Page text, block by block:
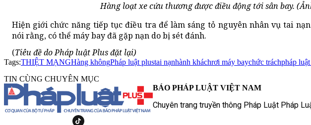
Hàng loạt xe cứu thương được điều động tới sân bay.
Hiện giới chức năng tiếp tục điều tra để làm sáng tỏ nguyên nhân vụ tai
nói rằng, có thể máy bay đã gặp nạn do bị sét đánh.
(Tiêu đề do Pháp luật Plus đặt lại)
Tags:THIỆT MẠNGHàng khôngPháp luật plustai nạnhành kháchrơi máy baychức tráchpháp
TIN CÙNG CHUYÊN MỤC
BÁO PHÁP LUẬT VIỆT NAM
Chuyên trang truyền thông Pháp Luật Pháp